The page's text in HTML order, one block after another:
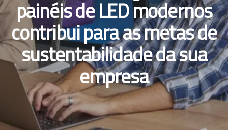
painéis de LED modernos
contribui para as metas de
sustentabilidade da sua
empresa